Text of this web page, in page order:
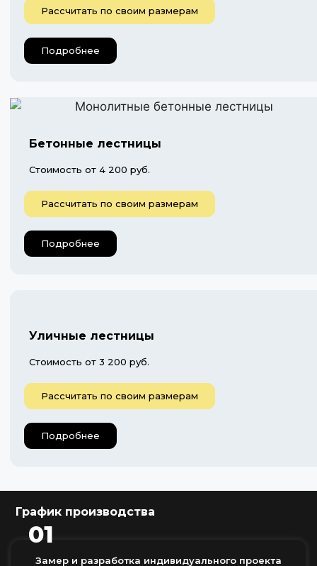
Рассчитать по своим размерам
Подробнее
Бетонные лестницы
Стоимость от 4 200 руб.
Рассчитать по своим размерам
Подробнее
Уличные лестницы
Стоимость от 3 200 руб.
Рассчитать по своим размерам
Подробнее
График производства
01
Замер и разработка индивидуального проекта